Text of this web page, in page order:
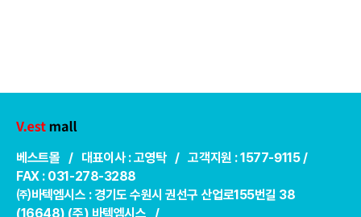
베스트몰 / 대표이사 : 고영탁 / 고객지원 : 1577-9115 /
FAX : 031-278-3288
㈜바텍엠시스 : 경기도 수원시 권선구 산업로155번길 38
(16648) (주) 바텍엠시스 /